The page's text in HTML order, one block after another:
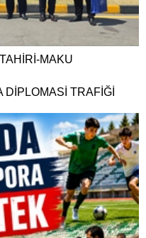
MAKU
TRAFİĞİ